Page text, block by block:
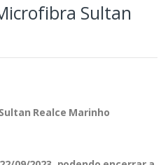
Sultan
Realce Marinho